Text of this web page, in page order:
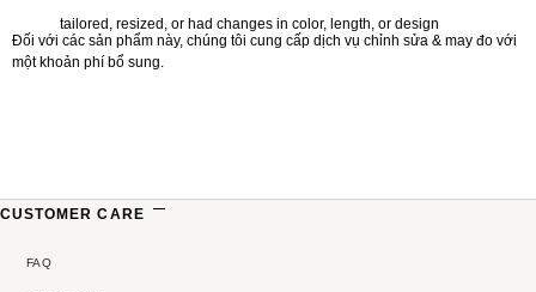
tailored, resized, or had changes in color, length, or design
Đối với các sản phẩm này, chúng tôi cung cấp dịch vụ chỉnh sửa & may đo với
một khoản phí bổ sung.
CUSTOMER CARE
FAQ